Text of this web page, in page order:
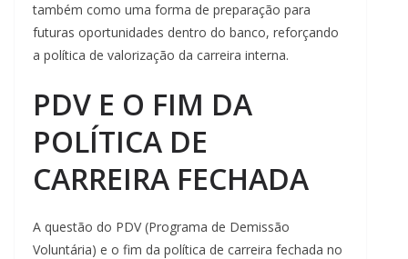
também como uma forma de preparação para
futuras oportunidades dentro do banco, reforçando
a política de valorização da carreira interna.
PDV E O FIM DA
POLÍTICA DE
CARREIRA FECHADA
A questão do PDV (Programa de Demissão
Voluntária) e o fim da política de carreira fechada no